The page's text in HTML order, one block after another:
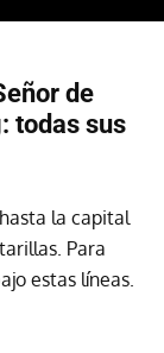
de
todas sus
la capital
Para
estas líneas.